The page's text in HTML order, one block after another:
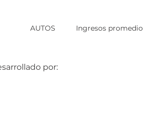
Ingresos promedio
AUTOS
por: